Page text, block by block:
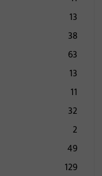
13
38
63
13
11
32
2
49
129